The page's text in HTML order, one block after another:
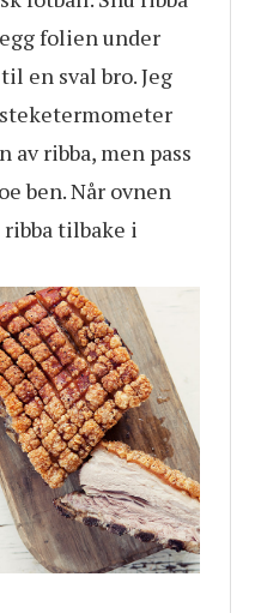
folien under
en sval bro. Jeg
ribba, men pass
ben. Når ovnen
tilbake i